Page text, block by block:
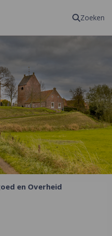
Zoeken
en Overheid